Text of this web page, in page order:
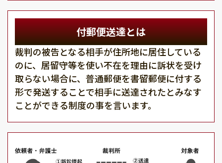
付郵便送達とは
裁判の被告となる相手が住所地に居住している
のに、居留守等を使い不在を理由に訴状を受け
取らない場合に、普通郵便を書留郵便に付する
形で発送することで相手に送達されたとみなす
ことができる制度の事を言います。